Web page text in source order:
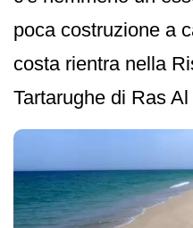
poca costruzione a
costa rientra nella
Tartarughe di Ras